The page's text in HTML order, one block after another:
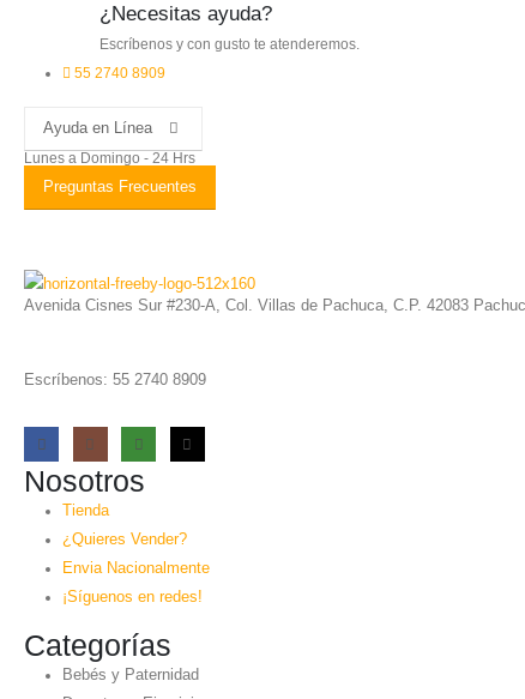
¿Necesitas ayuda?
Escríbenos y con gusto te atenderemos.
55 2740 8909
Ayuda en Línea
Lunes a Domingo - 24 Hrs
Preguntas Frecuentes
Avenida Cisnes Sur #230-A, Col. Villas de Pachuca, C.P. 42083
Escríbenos: 55 2740 8909
Nosotros
Tienda
¿Quieres Vender?
Envia Nacionalmente
¡Síguenos en redes!
Categorías
Bebés y Paternidad